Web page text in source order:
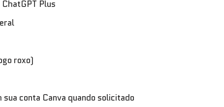
Plus
roxo)
conta Canva quando solicitado